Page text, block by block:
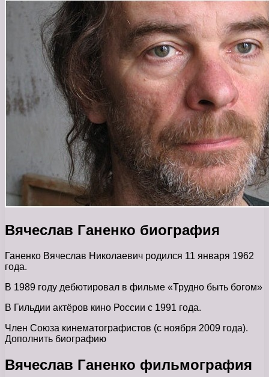
Вячеслав Ганенко биография
Ганенко Вячеслав Николаевич родился 11 января 1962
года.
В 1989 году дебютировал в фильме «Трудно быть богом»
В Гильдии актёров кино России с 1991 года.
Член Союза кинематографистов (с ноября 2009 года).
Дополнить биографию
Вячеслав Ганенко фильмография